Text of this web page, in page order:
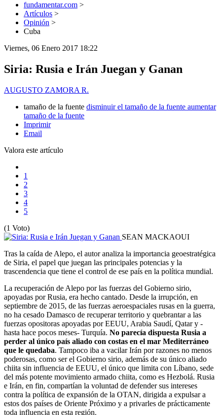
fundamentar.com >
Artículos >
Opinión >
Cuba
Viernes, 06 Enero 2017 18:22
Siria: Rusia e Irán Juegan y Ganan
AUGUSTO ZAMORA R.
tamaño de la fuente disminuir el tamaño de la fuente aumentar
tamaño de la fuente
Imprimir
Email
Valora este artículo
1
2
3
4
5
(1 Voto)
SEAN MACKAOUI
Tras la caída de Alepo, el autor analiza la importancia geoestratégica
de Siria, el papel que juegan las principales potencias y la
trascendencia que tiene el control de ese país en la política mundial.
La recuperación de Alepo por las fuerzas del Gobierno sirio,
apoyadas por Rusia, era hecho cantado. Desde la irrupción, en
septiembre de 2015, de las fuerzas aeroespaciales rusas en la guerra,
no ha cesado Damasco de recuperar territorio y quebrantar a las
fuerzas opositoras apoyadas por EEUU, Arabia Saudí, Qatar y -
hasta hace pocos meses- Turquía. No parecía dispuesta Rusia a
perder al único país aliado con costas en el mar Mediterráneo
que le quedaba. Tampoco iba a vacilar Irán por razones no menos
poderosas, como ser el Gobierno sirio, además de su único aliado
chiita sin influencia de EEUU, el único que limita con Líbano, sede
del más potente movimiento armado chiita, como es Hezbolá. Rusia
e Irán, en fin, compartían la voluntad de defender sus intereses
contra la política de expansión de la OTAN, dirigida a expulsar a
estos dos países de Oriente Próximo y a privarles de prácticamente
toda influencia en esta región.